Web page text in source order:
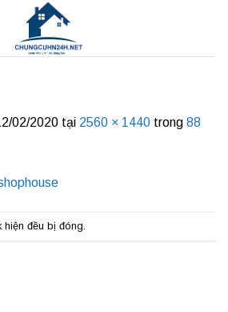
02/2020 tại 2560 × 1440 trong 88
đều bị đóng.